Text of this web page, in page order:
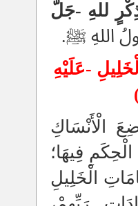
للهِ -جَلَّ
اللهِ ﷺ.
-عَلَيْهِ
الْأَنْسَاكِ
فِيهَا؛
الْخَلِيلِ